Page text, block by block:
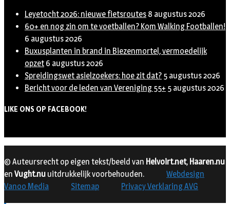
Leyetocht 2026: nieuwe fietsroutes 8 augustus 2026
60+ en nog zin om te voetballen? Kom Walking Footballen!
6 augustus 2026
Buxusplanten in brand in Biezenmortel, vermoedelijk
opzet 6 augustus 2026
Spreidingswet asielzoekers: hoe zit dat? 5 augustus 2026
Bericht voor de leden van Vereniging 55+ 5 augustus 2026
LIKE ONS OP FACEBOOK!
© Auteursrecht op eigen tekst/beeld van Helvoirt.net, Haaren.nu
en Vught.nu uitdrukkelijk voorbehouden.
Webdesign
Vanoo Media
Sitemap Privacy Verklaring AVG